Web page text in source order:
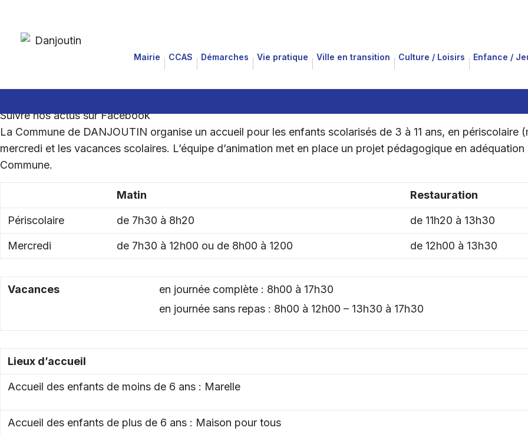
Mairie CCAS Démarches Vie pratique Ville en transition Culture / Loisirs Enfance /
Accueil de loisirs
Suivre nos actus sur Facebook
La Commune de DANJOUTIN organise un accueil pour les enfants scolarisés de 3 à 11 ans, en
mercredi et les vacances scolaires. L’équipe d’animation met en place un projet pédagogique en
Commune.
Matin Restauration
Périscolaire de 7h30 à 8h20 de 11h20 à 13h30
Mercredi de 7h30 à 12h00 ou de 8h00 à 1200 de 12h00 à 13h30
Vacances
en journée complète : 8h00 à 17h30
en journée sans repas : 8h00 à 12h00 – 13h30 à 17h30
Lieux d’accueil
Accueil des enfants de moins de 6 ans : Marelle
Accueil des enfants de plus de 6 ans : Maison pour tous